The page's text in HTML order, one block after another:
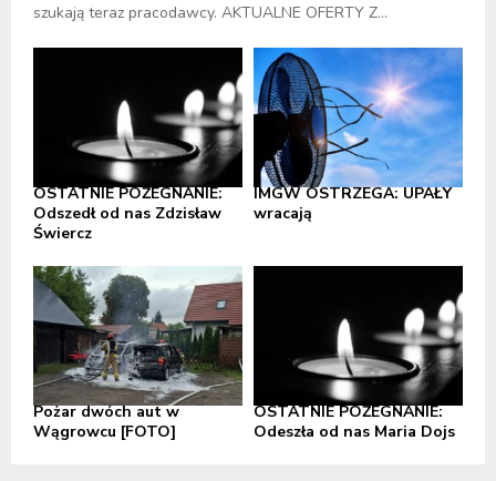
szukają teraz pracodawcy. AKTUALNE OFERTY Z...
OSTATNIE POŻEGNANIE:
Odszedł od nas Zdzisław
Świercz
IMGW OSTRZEGA: UPAŁY
wracają
Pożar dwóch aut w
Wągrowcu [FOTO]
OSTATNIE POŻEGNANIE:
Odeszła od nas Maria Dojs